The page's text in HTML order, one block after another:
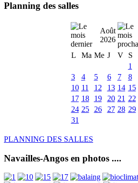
Planning des salles
Août
2026
L
Ma Me J V S
1
3
4 5 6 7 8
10 11 12 13 14 15
17 18 19 20 21 22
24 25 26 27 28 29
31
PLANNING DES SALLES
Navailles-Angos en photos ....